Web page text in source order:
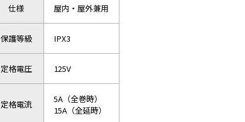
仕様 屋内・屋外兼用
保護等級 IPX3
定格電圧 125V
定格電流
5A（全巻時）
15A（全延時）